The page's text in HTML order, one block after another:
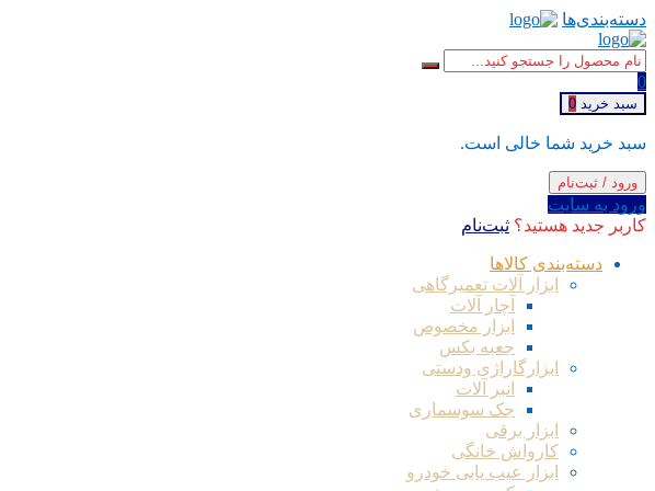
دسته‌بندی‌ها
0
سبد خرید 0
سبد خرید شما خالی است.
ورود / ثبت‌نام
ورود به سایت
کاربر جدید هستید؟ ثبت‌نام
دسته‌بندی کالاها
ابزار آلات تعمیرگاهی
آچار آلات
ابزار مخصوص
جعبه بکس
ابزارگاراژی ودستی
انبر آلات
جک سوسماری
ابزار برقی
کارواش خانگی
ابزار عیب یابی خودرو